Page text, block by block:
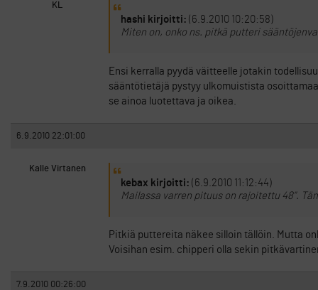
KL
hashi kirjoitti: (6.9.2010 10:20:58)
Miten on, onko ns. pitkä putteri
Ensi kerralla pyydä väitteelle jotakin
sääntötietäjä pystyy ulkomuistista
se ainoa luotettava ja oikea.
6.9.2010 22:01:00
Kalle Virtanen
kebax kirjoitti: (6.9.2010 11:12:44)
Mailassa varren pituus on rajoitettu 48”.
Pitkiä puttereita näkee silloin tällöin. Mutta
Voisihan esim. chipperi olla sekin
7.9.2010 00:26:00